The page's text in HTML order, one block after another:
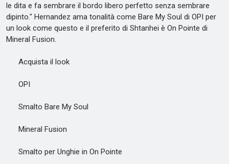
le dita e fa sembrare il bordo libero perfetto senza sembrare
dipinto." Hernandez ama tonalità come Bare My Soul di OPI per
un look come questo e il preferito di Shtanhei è On Pointe di
Mineral Fusion.
Acquista il look
OPI
Smalto Bare My Soul
Mineral Fusion
Smalto per Unghie in On Pointe